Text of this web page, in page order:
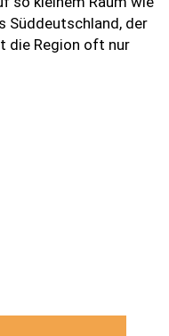
Süddeutschland, der
die Region oft nur